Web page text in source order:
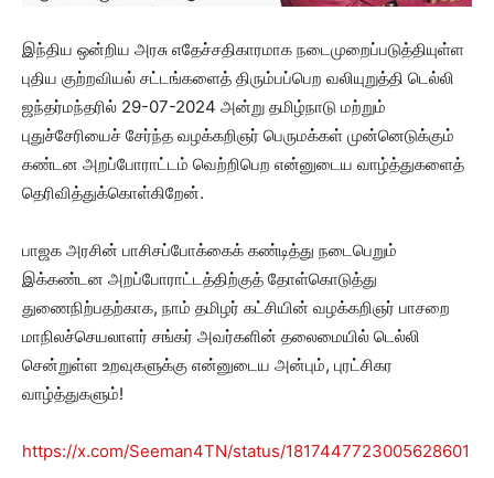
இந்திய ஒன்றிய அரசு எதேச்சதிகாரமாக நடைமுறைப்படுத்தியுள்ள
புதிய குற்றவியல் சட்டங்களைத் திரும்பப்பெற வலியுறுத்தி டெல்லி
ஜந்தர்மந்தரில் 29-07-2024 அன்று தமிழ்நாடு மற்றும்
புதுச்சேரியைச் சேர்ந்த வழக்கறிஞர் பெருமக்கள் முன்னெடுக்கும்
கண்டன அறப்போராட்டம் வெற்றிபெற என்னுடைய வாழ்த்துகளைத்
தெரிவித்துக்கொள்கிறேன்.
பாஜக அரசின் பாசிசப்போக்கைக் கண்டித்து நடைபெறும்
இக்கண்டன அறப்போராட்டத்திற்குத் தோள்கொடுத்து
துணைநிற்பதற்காக, நாம் தமிழர் கட்சியின் வழக்கறிஞர் பாசறை
மாநிலச்செயலாளர் சங்கர் அவர்களின் தலைமையில் டெல்லி
சென்றுள்ள உறவுகளுக்கு என்னுடைய அன்பும், புரட்சிகர
வாழ்த்துகளும்!
https://x.com/Seeman4TN/status/1817447723005628601